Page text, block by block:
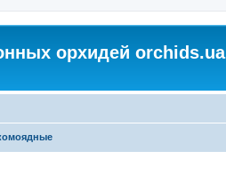
орхидей orchids.ua